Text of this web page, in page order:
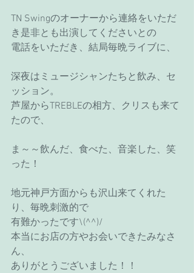
TN Swingのオーナーから連絡をいただ
き是非とも出演してくださいとの
電話をいただき、結局毎晩ライブに、
深夜はミュージシャンたちと飲み、セ
ッション。
芦屋からTREBLEの相方、クリスも来て
たので、
ま～～飲んだ、食べた、音楽した、笑
った！
地元神戸方面からも沢山来てくれた
り、毎晩刺激的で
有難かったです\(^^)/
本当にお店の方やお会いできたみなさ
ん、
ありがとうございました！！